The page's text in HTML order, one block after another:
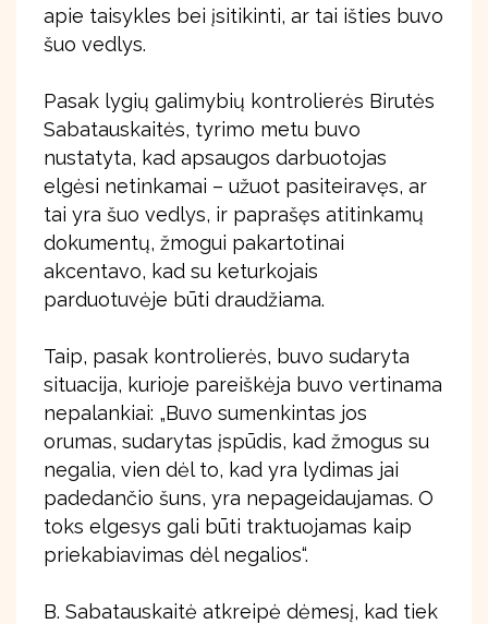
apie taisykles bei įsitikinti, ar tai išties buvo
šuo vedlys.
Pasak lygių galimybių kontrolierės Birutės
Sabatauskaitės, tyrimo metu buvo
nustatyta, kad apsaugos darbuotojas
elgėsi netinkamai – užuot pasiteiravęs, ar
tai yra šuo vedlys, ir paprašęs atitinkamų
dokumentų, žmogui pakartotinai
akcentavo, kad su keturkojais
parduotuvėje būti draudžiama.
Taip, pasak kontrolierės, buvo sudaryta
situacija, kurioje pareiškėja buvo vertinama
nepalankiai: „Buvo sumenkintas jos
orumas, sudarytas įspūdis, kad žmogus su
negalia, vien dėl to, kad yra lydimas jai
padedančio šuns, yra nepageidaujamas. O
toks elgesys gali būti traktuojamas kaip
priekabiavimas dėl negalios“.
B. Sabatauskaitė atkreipė dėmesį, kad tiek